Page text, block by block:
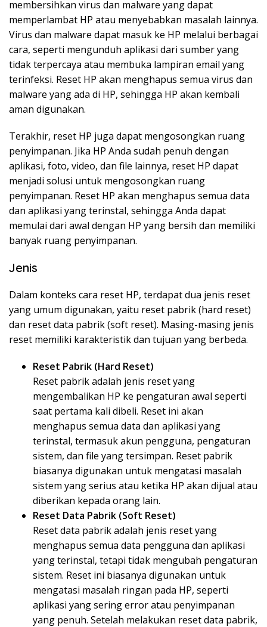
membersihkan virus dan malware yang dapat
memperlambat HP atau menyebabkan masalah lainnya.
Virus dan malware dapat masuk ke HP melalui berbagai
cara, seperti mengunduh aplikasi dari sumber yang
tidak terpercaya atau membuka lampiran email yang
terinfeksi. Reset HP akan menghapus semua virus dan
malware yang ada di HP, sehingga HP akan kembali
aman digunakan.
Terakhir, reset HP juga dapat mengosongkan ruang
penyimpanan. Jika HP Anda sudah penuh dengan
aplikasi, foto, video, dan file lainnya, reset HP dapat
menjadi solusi untuk mengosongkan ruang
penyimpanan. Reset HP akan menghapus semua data
dan aplikasi yang terinstal, sehingga Anda dapat
memulai dari awal dengan HP yang bersih dan memiliki
banyak ruang penyimpanan.
Jenis
Dalam konteks cara reset HP, terdapat dua jenis reset
yang umum digunakan, yaitu reset pabrik (hard reset)
dan reset data pabrik (soft reset). Masing-masing jenis
reset memiliki karakteristik dan tujuan yang berbeda.
Reset Pabrik (Hard Reset)
Reset pabrik adalah jenis reset yang
mengembalikan HP ke pengaturan awal seperti
saat pertama kali dibeli. Reset ini akan
menghapus semua data dan aplikasi yang
terinstal, termasuk akun pengguna, pengaturan
sistem, dan file yang tersimpan. Reset pabrik
biasanya digunakan untuk mengatasi masalah
sistem yang serius atau ketika HP akan dijual atau
diberikan kepada orang lain.
Reset Data Pabrik (Soft Reset)
Reset data pabrik adalah jenis reset yang
menghapus semua data pengguna dan aplikasi
yang terinstal, tetapi tidak mengubah pengaturan
sistem. Reset ini biasanya digunakan untuk
mengatasi masalah ringan pada HP, seperti
aplikasi yang sering error atau penyimpanan
yang penuh. Setelah melakukan reset data pabrik,